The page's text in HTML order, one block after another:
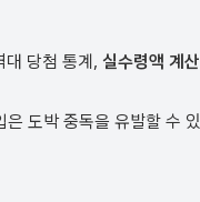
대 당첨 통계, 실수령액 계
도박 중독을 유발할 수